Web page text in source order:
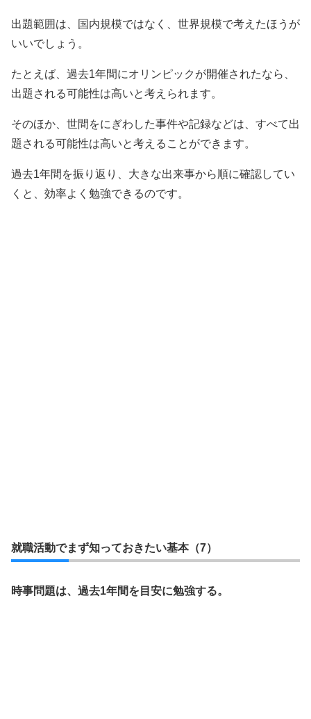
出題範囲は、国内規模ではなく、世界規模で考えたほうが
いいでしょう。
たとえば、過去1年間にオリンピックが開催されたなら、
出題される可能性は高いと考えられます。
そのほか、世間をにぎわした事件や記録などは、すべて出
題される可能性は高いと考えることができます。
過去1年間を振り返り、大きな出来事から順に確認してい
くと、効率よく勉強できるのです。
就職活動でまず知っておきたい基本（7）
時事問題は、過去1年間を目安に勉強する。